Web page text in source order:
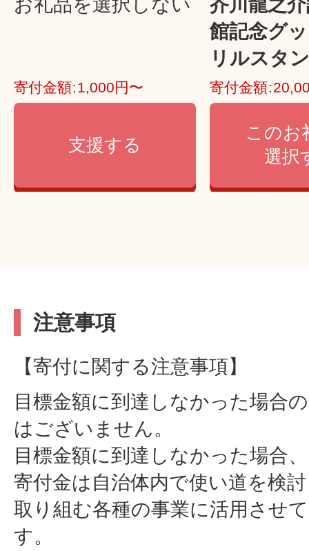
寄付金額 1,000円〜
支援する
館記念グ
リルスタ
寄付金額
このお
選択
注意事項
【寄付に関する注意事項】
目標金額に到達しなかった場合
はございません。
目標金額に到達しなかった場合
寄付金は自治体内で使い道を検
取り組む各種の事業に活用させ
す。